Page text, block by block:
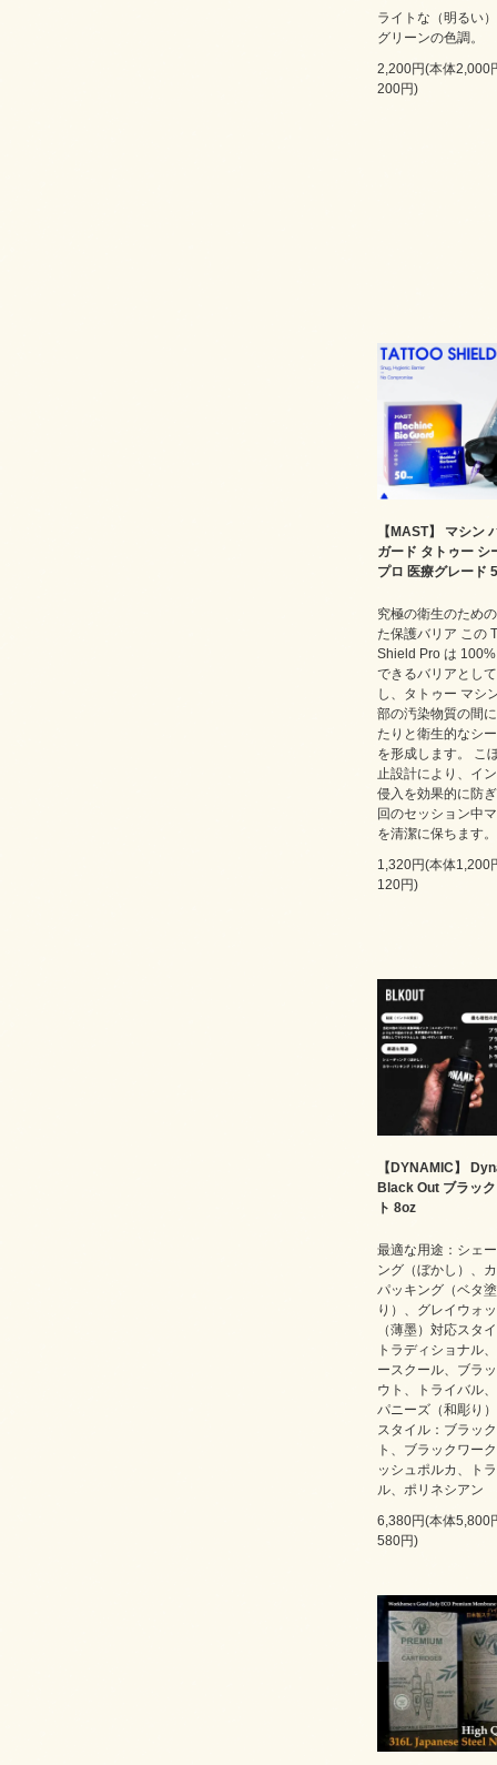
ライトな（明るい
グリーンの色調。
2,200円(本体2,000
200円)
【MAST】 マシン
ガード タトゥー シ
プロ 医療グレード
究極の衛生のため
た保護バリア この
Shield Pro は
できるバリアとし
し、タトゥー マシ
部の汚染物質の間
たりと衛生的なシ
を形成します。 こ
止設計により、イ
侵入を効果的に防
回のセッション中
を清潔に保ちます。
1,320円(本体1,200
120円)
【DYNAMIC】
Black Out ブラッ
ト 8oz
最適な用途：シェ
ング（ぼかし）、
パッキング（ベタ塗
り）、グレイウォ
（薄墨）対応スタ
トラディショナル
ースクール、ブラ
ウト、トライバル
パニーズ（和彫り
スタイル：ブラッ
ト、ブラックワー
ッシュポルカ、ト
ル、ポリネシアン
6,380円(本体5,800
580円)